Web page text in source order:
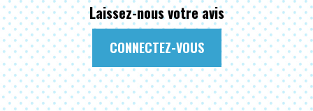
Laissez-nous votre avis
CONNECTEZ-VOUS